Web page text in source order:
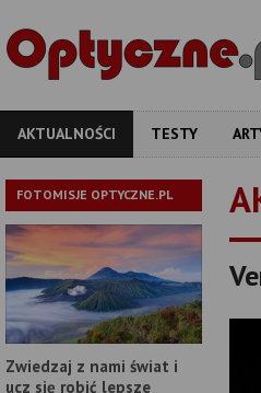
AKTUALNOŚCI TESTY
FOTOMISJE OPTYCZNE.PL
Zwiedzaj z nami świat i
ucz się robić lepsze